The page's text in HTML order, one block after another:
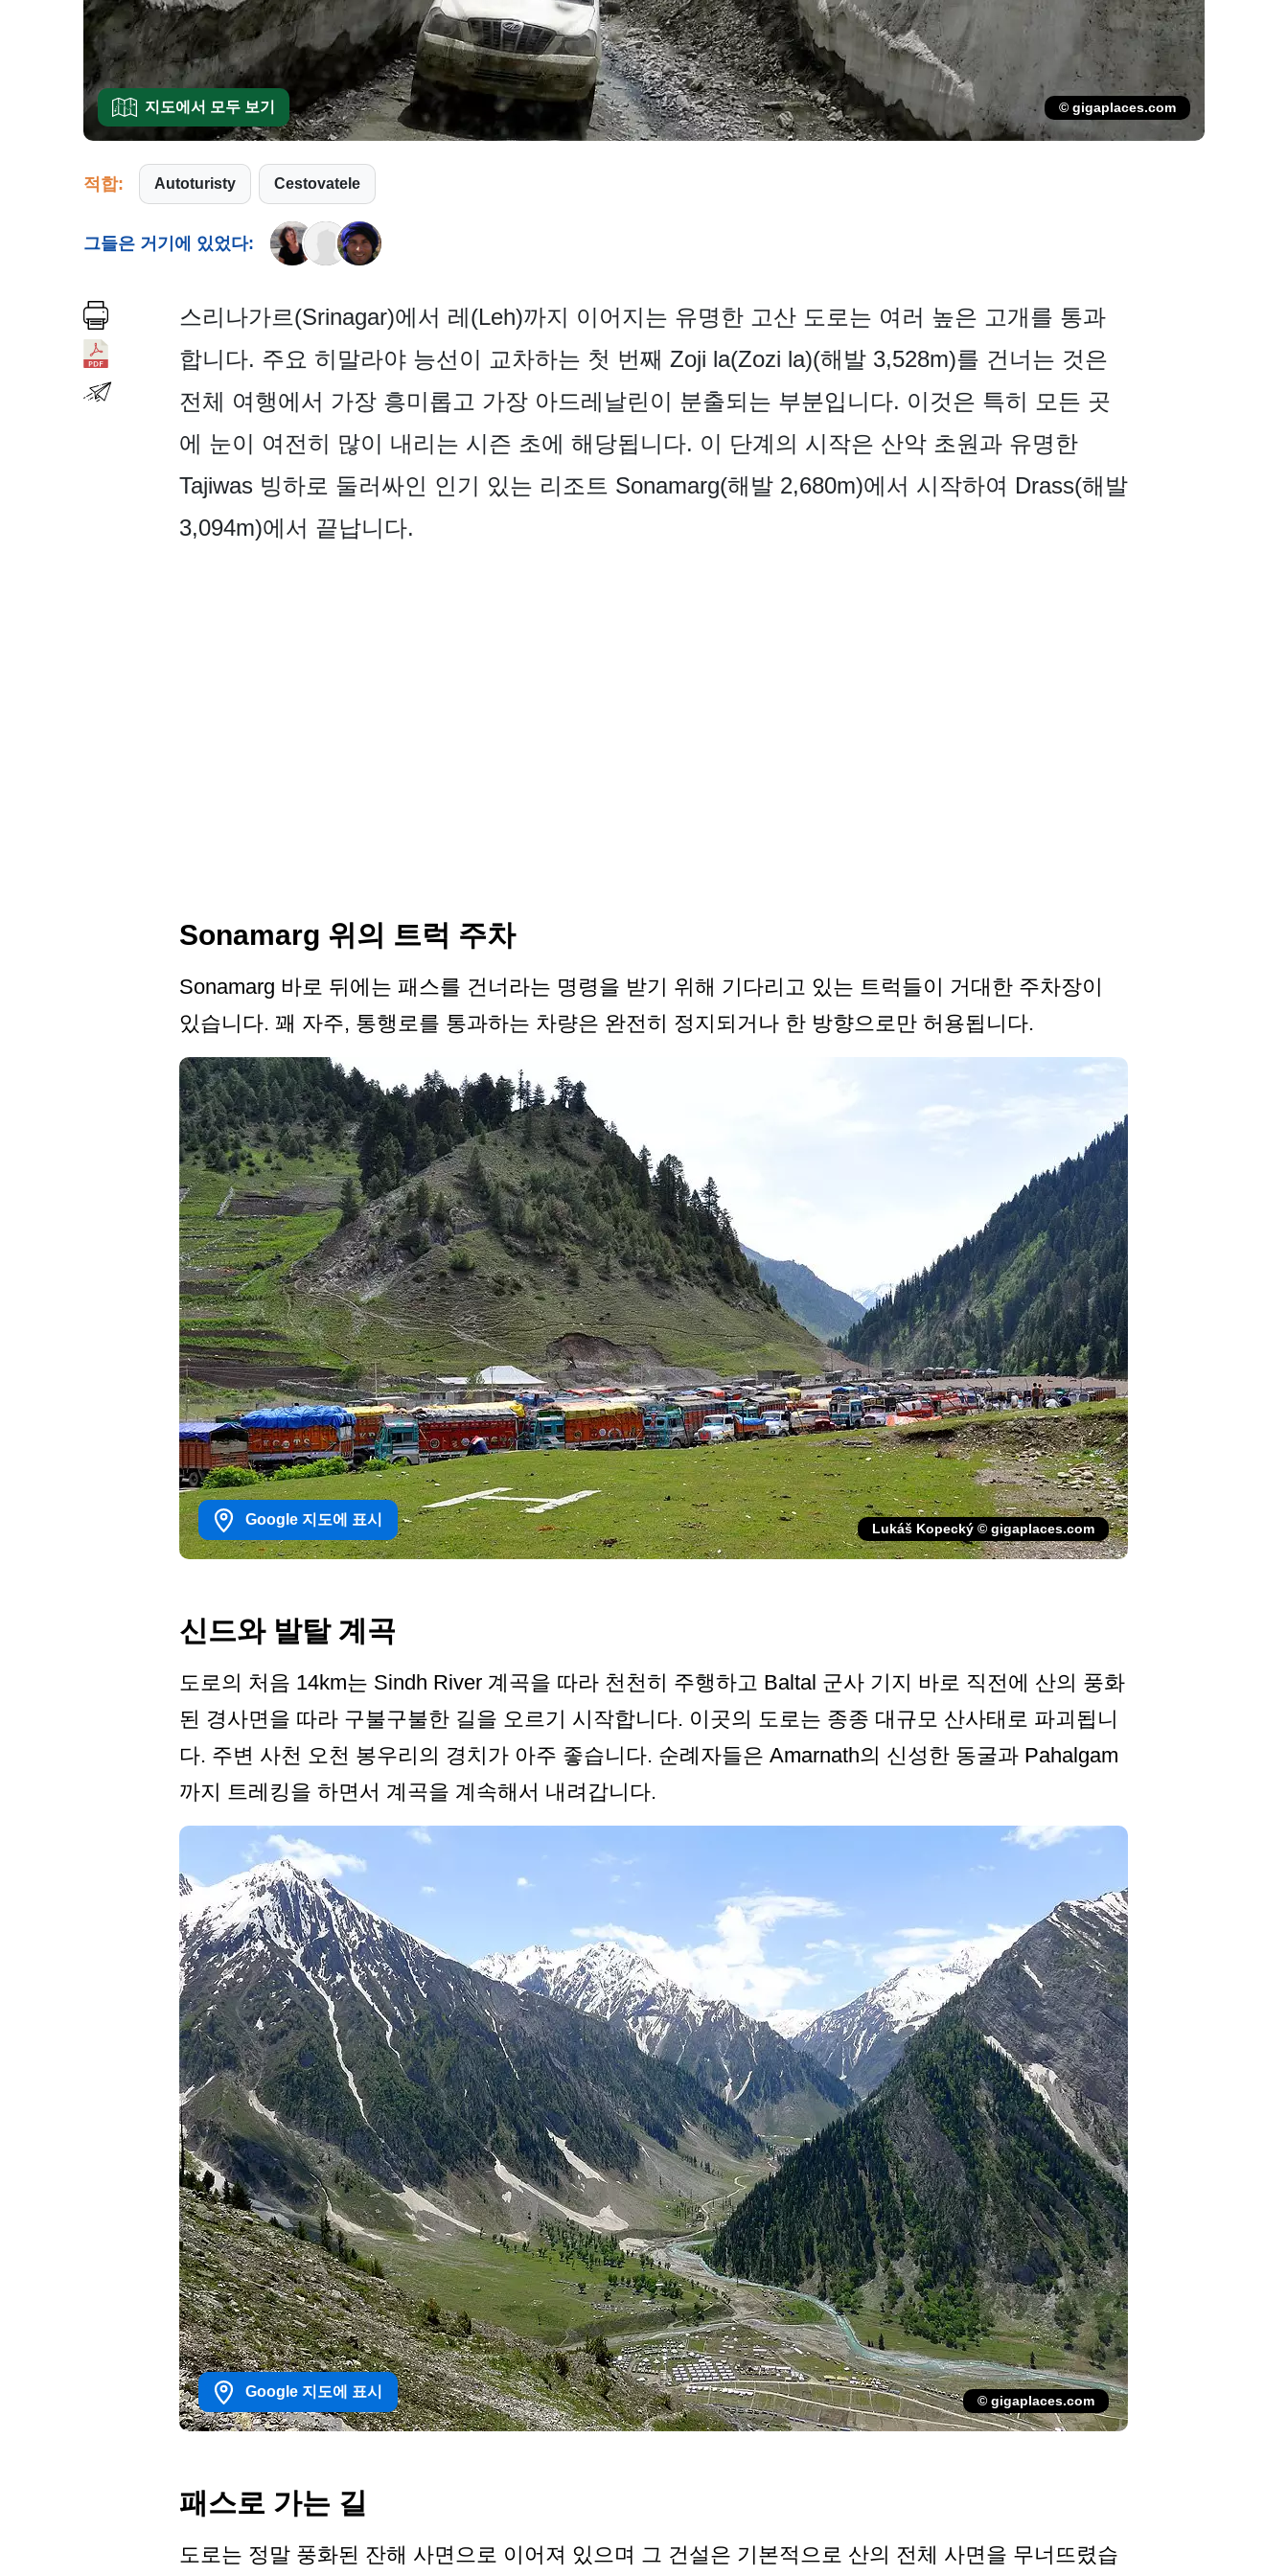
지도에서 모두 보기 © gigaplaces.com
적합: Autoturisty Cestovatele
그들은 거기에 있었다:
스리나가르(Srinagar)에서 레(Leh)까지 이어지는 유명한 고산 도로는 여러 높은 고개를 통과
합니다. 주요 히말라야 능선이 교차하는 첫 번째 Zoji la(Zozi la)(해발 3,528m)를 건너는 것은
전체 여행에서 가장 흥미롭고 가장 아드레날린이 분출되는 부분입니다. 이것은 특히 모든 곳
에 눈이 여전히 많이 내리는 시즌 초에 해당됩니다. 이 단계의 시작은 산악 초원과 유명한
Tajiwas 빙하로 둘러싸인 인기 있는 리조트 Sonamarg(해발 2,680m)에서 시작하여 Drass(해발
3,094m)에서 끝납니다.
Sonamarg 위의 트럭 주차
Sonamarg 바로 뒤에는 패스를 건너라는 명령을 받기 위해 기다리고 있는 트럭들이 거대한 주차장이
있습니다. 꽤 자주, 통행로를 통과하는 차량은 완전히 정지되거나 한 방향으로만 허용됩니다.
Google 지도에 표시
Lukáš Kopecký © gigaplaces.com
신드와 발탈 계곡
도로의 처음 14km는 Sindh River 계곡을 따라 천천히 주행하고 Baltal 군사 기지 바로 직전에 산의 풍화
된 경사면을 따라 구불구불한 길을 오르기 시작합니다. 이곳의 도로는 종종 대규모 산사태로 파괴됩니
다. 주변 사천 오천 봉우리의 경치가 아주 좋습니다. 순례자들은 Amarnath의 신성한 동굴과 Pahalgam
까지 트레킹을 하면서 계곡을 계속해서 내려갑니다.
Google 지도에 표시
© gigaplaces.com
패스로 가는 길
도로는 정말 풍화된 잔해 사면으로 이어져 있으며 그 건설은 기본적으로 산의 전체 사면을 무너뜨렸습